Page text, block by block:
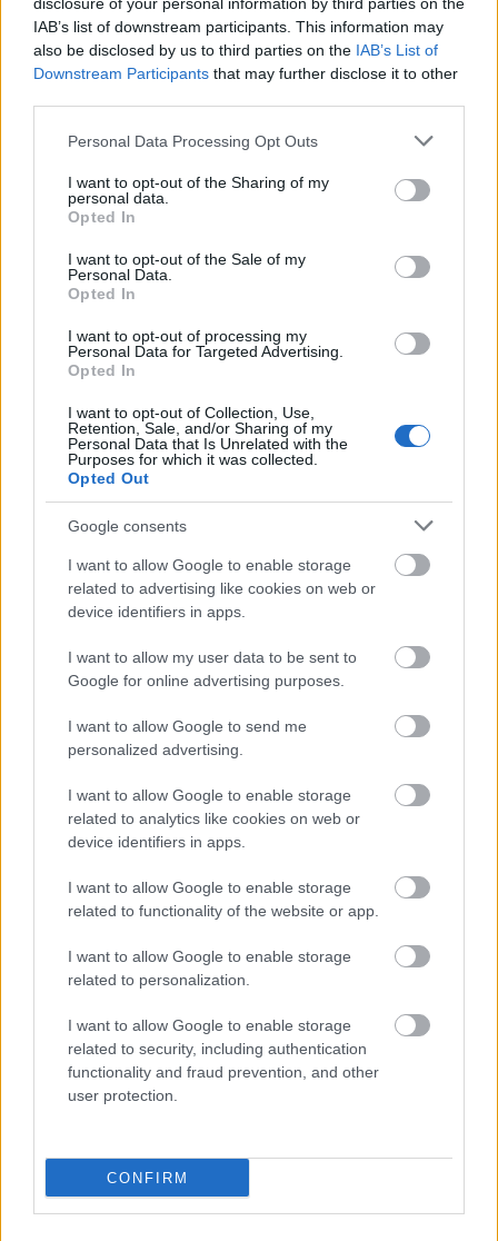
IAB’s list of downstream participants. This information may
also be disclosed by us to third parties on the IAB’s List of
Downstream Participants that may further disclose it to other
Please note that this website/app uses one or more Google
not limited to your visit or usage behaviour. You may click to
grant or deny consent to Google and its third-party tags to
use your data for below specified purposes in below Google
consent section.
Personal Data Processing Opt Outs
I want to opt-out of the Sharing of my
personal data.
Opted In
I want to opt-out of the Sale of my
Personal Data.
Opted In
I want to opt-out of processing my
Personal Data for Targeted Advertising.
Opted In
I want to opt-out of Collection, Use,
Retention, Sale, and/or Sharing of my
Personal Data that Is Unrelated with the
Purposes for which it was collected.
Opted Out
Google consents
I want to allow Google to enable storage
related to advertising like cookies on web or
device identifiers in apps.
I want to allow my user data to be sent to
Google for online advertising purposes.
I want to allow Google to send me
personalized advertising.
I want to allow Google to enable storage
related to analytics like cookies on web or
device identifiers in apps.
I want to allow Google to enable storage
related to functionality of the website or app.
I want to allow Google to enable storage
related to personalization.
I want to allow Google to enable storage
related to security, including authentication
functionality and fraud prevention, and other
user protection.
CONFIRM
尺寸非常大(4,032 x 2,304)
AVIF(191 KB)
WebP (541 KB)
JPEG(1.5 MB)
超大尺寸(5,376 x 3,072)
AVIF(259 KB)
WebP
(816 KB)
JPEG(2.4 MB)
夸张的大尺寸(1,048,576 x 599,186)
图片说明
一排排整齐的覆盆子灌木丛延伸至地平线，占据了前景
的主导地位，它们鲜亮的绿叶在柔和的阳光下闪闪发
光。每株植株上都结满了成熟的红宝石色浆果，娇嫩的
果皮闪闪发光，仿佛还沾染着晨露。这景象充满了丰饶
和活力，证明了肥沃的土壤和精心的管理使这个农场蓬
勃发展。灌木丛长得茂密而均匀，其有序的排列提醒着
人们自然生长与人工耕作之间的平衡。在一排排灌木丛
中，可以看到一位农民精心照料着这些植物，他们尊重
地照料着这些植物，体现了可持续的实践，其目标不仅
画面中央矗立着一座大型温室，其弧形屋顶和玻璃般的
面板反射着金色的阳光。它既是现代化的设施，也是守
护的象征，在延长生长季的同时，保护着娇嫩的植物免
受变幻莫测的天气影响。温室在景观中熠熠生辉，并非
突兀，而是融入农场韵律，将创新与传统融为一体。在
温室周围，郁郁葱葱的田野向外延伸，肥沃的土壤如同
一条条生机勃勃的绿色被子，交织在一起。
田野之外，土地逐渐过渡到连绵起伏的丘陵，山坡被染
成深浅不一的绿色，随着光影的变幻而变幻。远山勾勒
出一幅画面，将农场置于更广阔的自然环境中，提醒着
我们，每一次收获都是更广阔生态系统的一部分。头顶
朵。清澈的空气传递着清新与活力，与下方土地的健康
相呼应。这些元素共同构成了一幅平衡的全景图，成排
的覆盆子与山丘和天空的野性融为一体。